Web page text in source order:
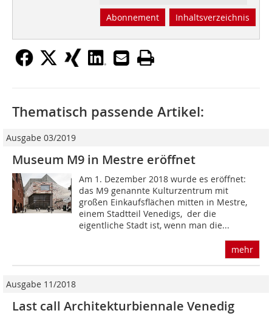
Abonnement Inhaltsverzeichnis
Thematisch passende Artikel:
Ausgabe 03/2019
Museum M9 in Mestre eröffnet
Am 1. Dezember 2018 wurde es eröffnet:
das M9 genannte Kulturzentrum mit
großen Einkaufsflächen mitten in Mestre,
einem Stadtteil Venedigs, der die
eigentliche Stadt ist, wenn man die...
mehr
Ausgabe 11/2018
Last call Architekturbiennale Venedig